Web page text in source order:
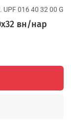
UPF 016 40 32 00 G
вн/нар